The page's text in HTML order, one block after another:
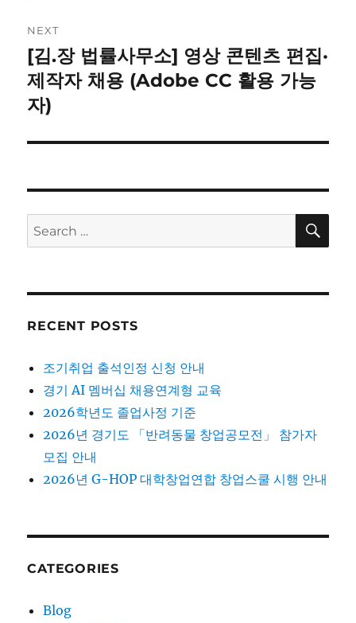
NEXT
Next
post:
[김.장 법률사무소] 영상 콘텐츠 편집·
제작자 채용 (Adobe CC 활용 가능
자)
Search
for:
RECENT POSTS
조기취업 출석인정 신청 안내
경기 AI 멤버십 채용연계형 교육
2026학년도 졸업사정 기준
2026년 경기도 「반려동물 창업공모전」 참가자
모집 안내
2026년 G-HOP 대학창업연합 창업스쿨 시행 안내
CATEGORIES
Blog